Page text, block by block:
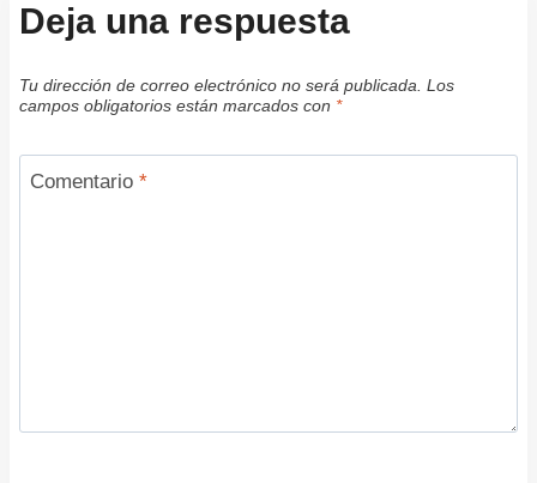
Deja una respuesta
Tu dirección de correo electrónico no será publicada. Los
campos obligatorios están marcados con *
Comentario *